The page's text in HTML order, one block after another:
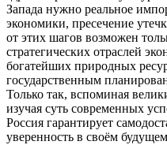
Запада нужно реальное
экономики, пресечение
от этих шагов возможен
стратегических отраслей
богатейших природных
государственным
Только так, вспоминая
изучая суть современных
Россия гарантирует
уверенность в своём